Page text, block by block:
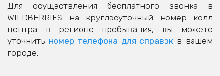
Для осуществления бесплатного звонка в
WILDBERRIES на круглосуточный номер колл
центра в регионе пребывания, вы можете
уточнить номер телефона для справокв вашем
городе.